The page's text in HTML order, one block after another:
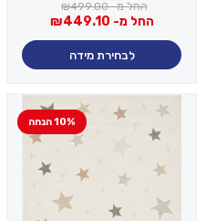
החל מ- ₪499.00
החל מ- ₪449.10
לבחירת מידה
10% הנחה